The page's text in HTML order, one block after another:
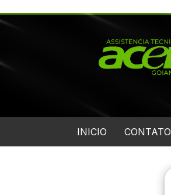
INICIO CONTATO